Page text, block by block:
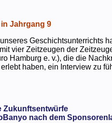
Jahrgang 9
unseres Geschichtsunterrichts
vier Zeitzeugen der
Hamburg e. v.), die die
haben, ein Interview zu
Zukunftsentwürfe
nach dem